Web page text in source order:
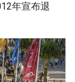
年宣布退